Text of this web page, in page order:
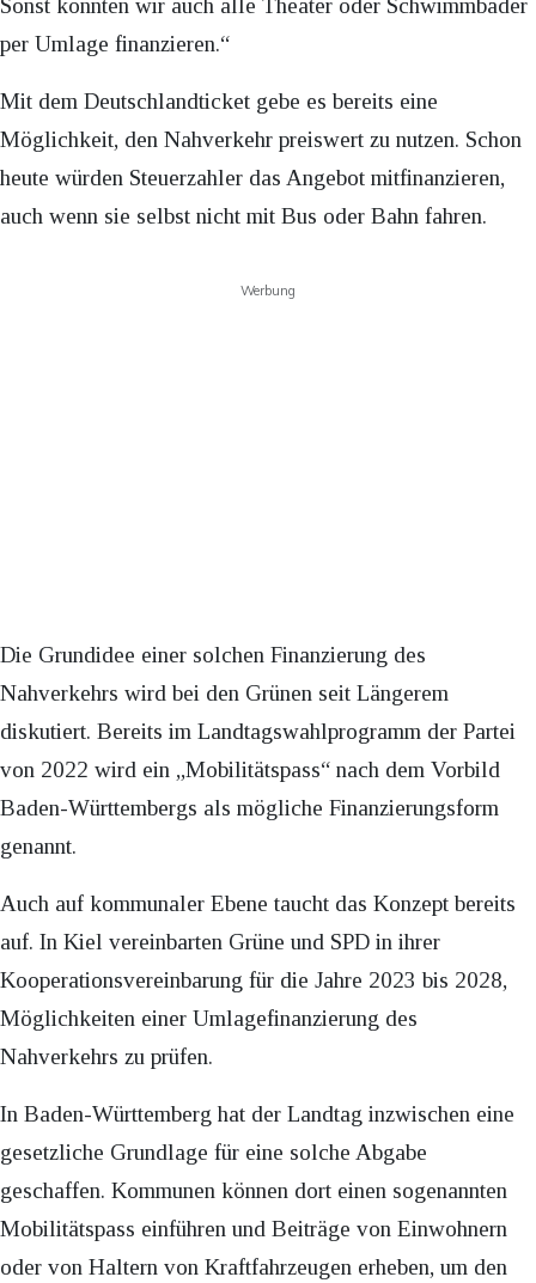
Sonst könnten wir auch alle Theater oder Schwimmbäder
per Umlage finanzieren.“
Mit dem Deutschlandticket gebe es bereits eine
Möglichkeit, den Nahverkehr preiswert zu nutzen. Schon
heute würden Steuerzahler das Angebot mitfinanzieren,
auch wenn sie selbst nicht mit Bus oder Bahn fahren.
Werbung
Die Grundidee einer solchen Finanzierung des
Nahverkehrs wird bei den Grünen seit Längerem
diskutiert. Bereits im Landtagswahlprogramm der Partei
von 2022 wird ein „Mobilitätspass“ nach dem Vorbild
Baden-Württembergs als mögliche Finanzierungsform
genannt.
Auch auf kommunaler Ebene taucht das Konzept bereits
auf. In Kiel vereinbarten Grüne und SPD in ihrer
Kooperationsvereinbarung für die Jahre 2023 bis 2028,
Möglichkeiten einer Umlagefinanzierung des
Nahverkehrs zu prüfen.
In Baden-Württemberg hat der Landtag inzwischen eine
gesetzliche Grundlage für eine solche Abgabe
geschaffen. Kommunen können dort einen sogenannten
Mobilitätspass einführen und Beiträge von Einwohnern
oder von Haltern von Kraftfahrzeugen erheben, um den